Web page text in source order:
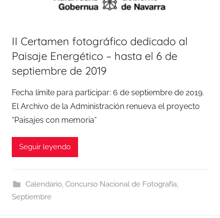
II Certamen fotográfico dedicado al
Paisaje Energético – hasta el 6 de
septiembre de 2019
Fecha límite para participar: 6 de septiembre de 2019.
El Archivo de la Administración renueva el proyecto
“Paisajes con memoria”
Seguir leyendo
Calendario, Concurso Nacional de Fotografía,
Septiembre